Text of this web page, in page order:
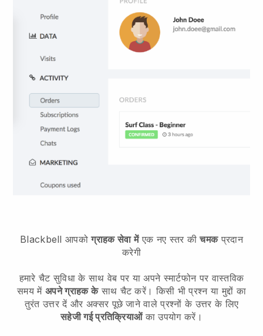
Blackbell आपकोग्राहक सेवा मेंएक नए स्तर कीचमकप्रदान
करेगी
हमारे चैट सुविधा के साथ वेब पर या अपने स्मार्टफोन पर वास्तविक
समय मेंअपने ग्राहक केसाथ चैट करें। किसी भी प्रश्न या मुद्दों का
तुरंत उत्तर दें और अक्सर पूछे जाने वाले प्रश्नों के उत्तर के लिए
सहेजी गई प्रतिक्रियाओंका उपयोग करें।